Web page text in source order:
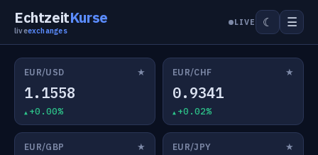
EchtzeitKurse
liveexchanges
LIVE ☾ ☰
EUR/USD ★
1.1558
+0.00%
EUR/CHF ★
0.9341
+0.02%
EUR/GBP ★ EUR/JPY ★